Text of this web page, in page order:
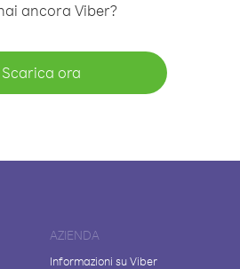
ancora Viber?
Scarica ora
AZIENDA
Informazioni su Viber